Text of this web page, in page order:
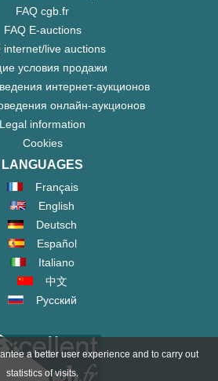
FAQ cgb.fr
FAQ E-auctions
internet/live auctions
условия продажи
интернет-аукционов
онлайн-аукционов
Legal information
Cookies
LANGUAGES
Français
English
Deutsch
Español
Italiano
中文
Русский
a better user experience and to carry out
statistics of visits.